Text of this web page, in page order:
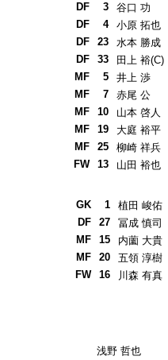
DF
3
谷口 功
DF
4
小原 拓也
DF
23
水本 勝成
DF
33
田上 裕(C)
MF
5
井上 渉
MF
7
赤尾 公
MF
10
山本 啓人
MF
19
大庭 裕平
MF
25
柳崎 祥兵
FW
13 山田 裕也
GK 1
植田 峻佑
DF
27
冨成 慎司
MF
15
内薗 大貴
MF
20
五領 淳樹
FW
16 川森 有真
浅野 哲也